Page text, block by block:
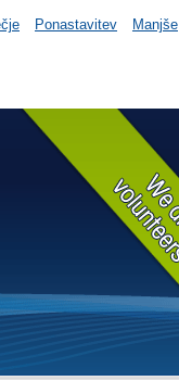
Ponastavitev Manjše